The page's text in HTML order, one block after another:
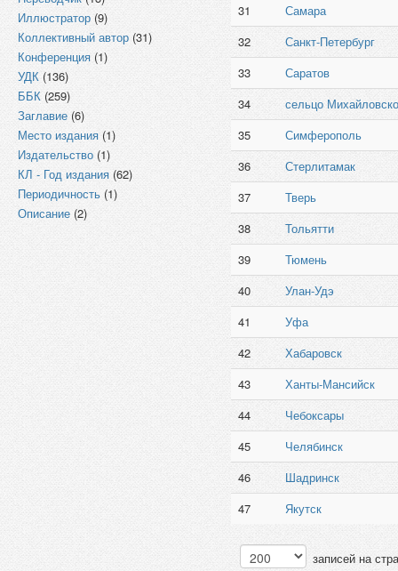
Иллюстратор (9)
Коллективный автор (31)
Конференция (1)
УДК (136)
ББК (259)
Заглавие (6)
Место издания (1)
Издательство (1)
КЛ - Год издания (62)
Периодичность (1)
Описание (2)
31
Самара
32
Санкт-Петербург
33
Саратов
34
сельцо
35
Симферополь
36
Стерлитамак
37
Тверь
38
Тольятти
39
Тюмень
40
Улан-Удэ
41
Уфа
42
Хабаровск
43
Ханты-Мансийск
44
Чебоксары
45
Челябинск
46
Шадринск
47
Якутск
записей на